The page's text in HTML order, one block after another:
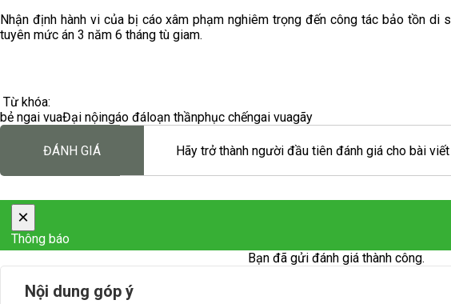
Nhận định hành vi của bị cáo xâm phạm nghiêm trọng đến công tác bảo tồn di
tuyên mức án 3 năm 6 tháng tù giam.
Từ khóa:
bẻ ngai vuaĐại nộingáo đáloạn thầnphục chếngai vuagãy
ĐÁNH GIÁ Hãy trở thành người đầu tiên đánh giá cho bài
×
Thông báo
Bạn đã gửi đánh giá thành công.
Nội dung góp ý